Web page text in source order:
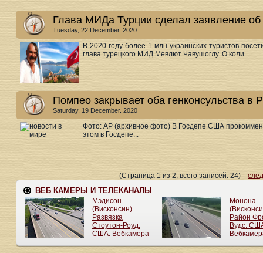
Глава МИДа Турции сделал заявление об
Tuesday, 22 December. 2020
В 2020 году более 1 млн украинских туристов
глава турецкого МИД Мевлют Чавушоглу. О коли...
Помпео закрывает оба генконсульства в
Saturday, 19 December. 2020
Фото: АР (архивное фото) В Госдепе США
этом в Госдепе...
(Страница 1 из 2, всего записей: 24)